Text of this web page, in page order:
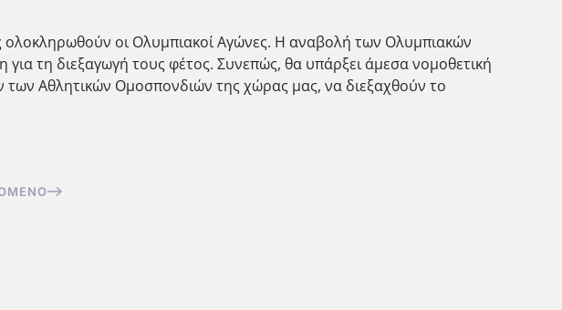
ολοκληρωθούν οι Ολυμπιακοί Αγώνες. Η αναβολή των Ολυμπιακών
τη διεξαγωγή τους φέτος. Συνεπώς, θα υπάρξει άμεσα νομοθετική
των Αθλητικών Ομοσπονδιών της χώρας μας, να διεξαχθούν το